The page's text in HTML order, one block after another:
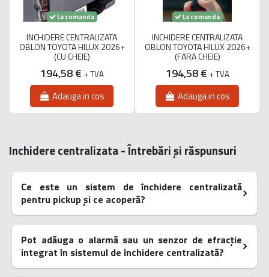
La comanda
INCHIDERE CENTRALIZATA
OBLON TOYOTA HILUX 2026+
(CU CHEIE)
194,58 € + TVA
Adauga in cos
La comanda
INCHIDERE CENTRALIZATA
OBLON TOYOTA HILUX 2026+
(FARA CHEIE)
194,58 € + TVA
Adauga in cos
Inchidere centralizata - Întrebări și răspunsuri
Ce este un sistem de închidere centralizată
pentru pickup și ce acoperă?
Pot adăuga o alarmă sau un senzor de efracție
integrat în sistemul de închidere centralizată?